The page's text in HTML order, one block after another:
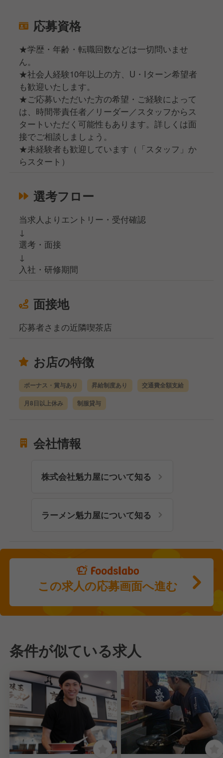
応募資格
★学歴・年齢・転職回数などは一切問いませ
ん。
★社会人経験10年以上の方、U・Iターン希望者
も歓迎いたします。
★ご応募いただいた方の希望・ご経験によって
は、時間帯責任者／リーダー／スタッフからス
タートいただく可能性もあります。詳しくは面
接でご相談しましょう。
★未経験者も歓迎しています（「スタッフ」か
らスタート）
選考フロー
当求人よりエントリー・受付確認
↓
選考・面接
↓
入社・研修期間
面接地
応募者さまの近隣喫茶店
お店の特徴
ボーナス・賞与あり 昇給制度あり 交通費全額支給
月8日以上休み 制服貸与
会社情報
株式会社魁力屋について知る
ラーメン魁力屋について知る
この求人の応募画面へ進む
条件が似ている求人